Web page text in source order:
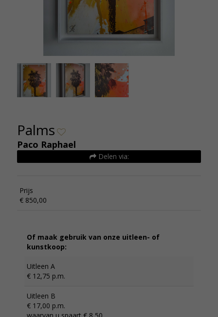
Palms
Paco Raphael
Delen via:
Prijs
€ 850,00
Of maak gebruik van onze uitleen- of
kunstkoop:
Uitleen A
€ 12,75 p.m.
Uitleen B
€ 17,00 p.m.